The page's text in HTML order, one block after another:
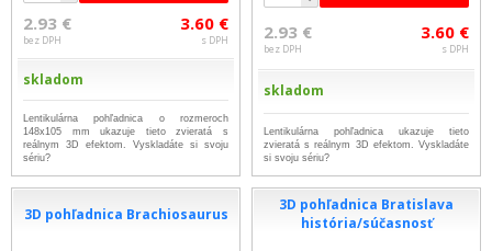
2.93 €
bez DPH
3.60 €
s DPH
skladom
Lentikulárna pohľadnica o rozmeroch
148x105 mm ukazuje tieto zvieratá s
reálnym 3D efektom. Vyskladáte si svoju
sériu?
2.93 €
bez DPH
3.60 €
s DPH
skladom
Lentikulárna pohľadnica ukazuje tieto
zvieratá s reálnym 3D efektom. Vyskladáte
si svoju sériu?
3D pohľadnica Brachiosaurus
3D pohľadnica Bratislava
história/súčasnosť